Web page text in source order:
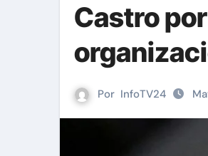
Castro
Por InfoTV24